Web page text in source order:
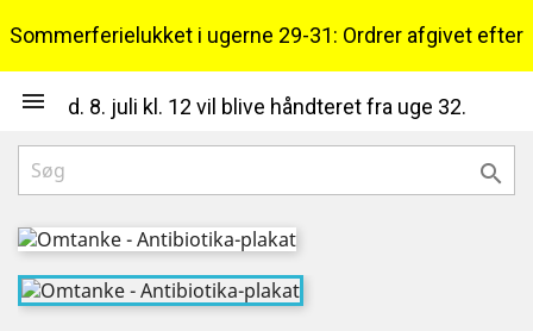
Sommerferielukket i ugerne 29-31: Ordrer afgivet efter
d. 8. juli kl. 12 vil blive håndteret fra uge 32.

